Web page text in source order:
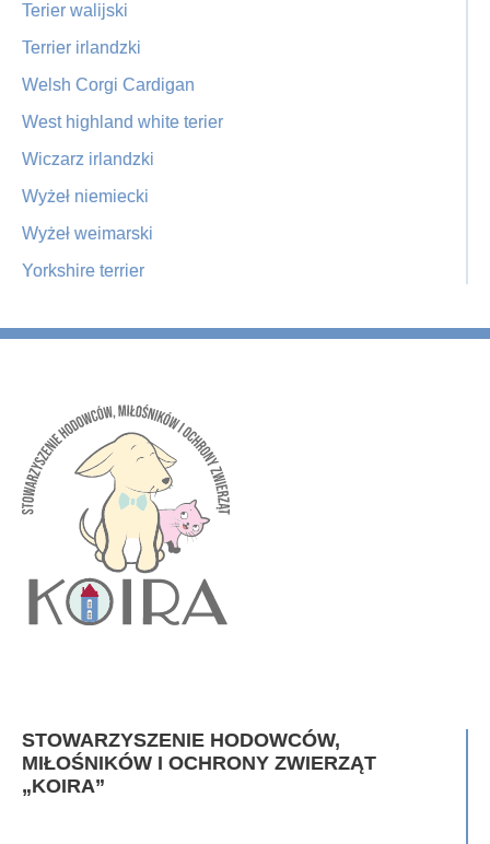
Terier walijski
Terrier irlandzki
Welsh Corgi Cardigan
West highland white terier
Wiczarz irlandzki
Wyżeł niemiecki
Wyżeł weimarski
Yorkshire terrier
STOWARZYSZENIE HODOWCÓW,
MIŁOŚNIKÓW I OCHRONY ZWIERZĄT
„KOIRA”